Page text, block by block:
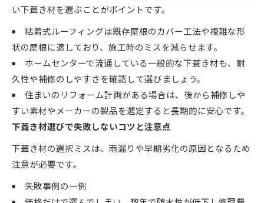
い下葺き材を選ぶことがポイントです。
粘着式ルーフィングは既存屋根のカバー工法や複雑な形
状の屋根に適しており、施工時のミスを減らせます。
ホームセンターで流通している一般的な下葺き材も、耐
久性や補修のしやすさを確認して選びましょう。
住まいのリフォーム計画がある場合は、後から補修しや
すい素材やメーカーの製品を選定すると長期的に安心です。
下葺き材選びで失敗しないコツと注意点
下葺き材の選択ミスは、雨漏りや早期劣化の原因となるため
注意が必要です。
失敗事例の一例